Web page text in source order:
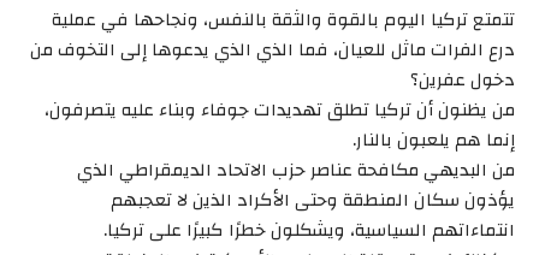
تتمتع تركيا اليوم بالقوة والثقة بالنفس، ونجاحها في عملية
درع الفرات ماثل للعيان، فما الذي الذي يدعوها إلى التخوف من
دخول عفرين؟
من يظنون أن تركيا تطلق تهديدات جوفاء وبناء عليه يتصرفون،
إنما هم يلعبون بالنار.
من البديهي مكافحة عناصر حزب الاتحاد الديمقراطي الذي
يؤذون سكان المنطقة وحتى الأكراد الذين لا تعجبهم
انتماءاتهم السياسية، ويشكلون خطرًا كبيرًا على تركيا.